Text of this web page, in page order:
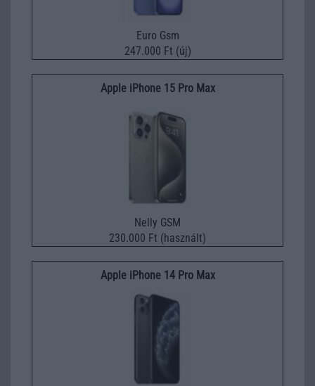
Euro Gsm
247.000 Ft (új)
Apple iPhone 15 Pro Max
Nelly GSM
230.000 Ft (használt)
Apple iPhone 14 Pro Max